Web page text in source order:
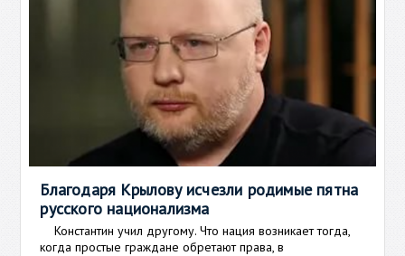
Благодаря Крылову исчезли родимые пятна
русского национализма
Константин учил другому. Что нация возникает тогда,
когда простые граждане обретают права, в